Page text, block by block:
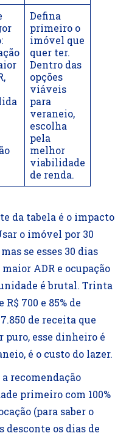
Defina
primeiro o
imóvel que
quer ter.
Dentro das
opções
viáveis
para
veraneio,
escolha
pela
melhor
viabilidade
de renda.
da tabela é o impacto
o imóvel por 30
se esses 30 dias
ADR e ocupação
é brutal. Trinta
700 e 85% de
de receita que
puro, esse dinheiro é
é o custo do lazer.
recomendação
primeiro com 100%
(para saber o
os dias de